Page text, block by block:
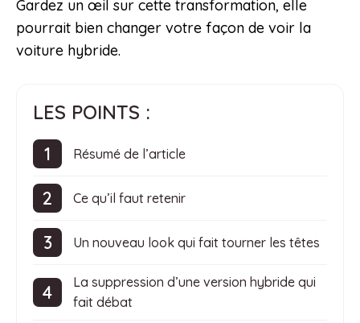
Gardez un œil sur cette transformation, elle
pourrait bien changer votre façon de voir la
voiture hybride.
LES POINTS :
Résumé de l’article
Ce qu’il faut retenir
Un nouveau look qui fait tourner les têtes
La suppression d’une version hybride qui
fait débat